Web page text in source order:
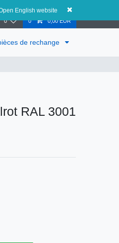
English website
0 0 0,00 EUR
de rechange
RAL 3001